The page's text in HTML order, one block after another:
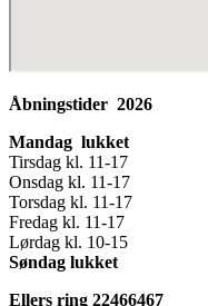
Åbningstider 2026
Mandag lukket
Tirsdag kl. 11-17
Onsdag kl. 11-17
Torsdag kl. 11-17
Fredag kl. 11-17
Lørdag kl. 10-15
Søndag lukket
Ellers ring 22466467